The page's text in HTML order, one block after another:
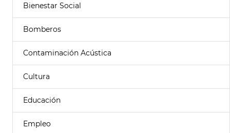
Bienestar Social
Bomberos
Contaminación Acústica
Cultura
Educación
Empleo